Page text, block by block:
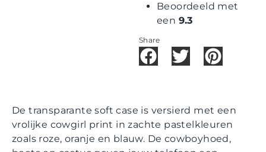
Beoordeeld met
een 9.3
Share
De transparante soft case is versierd met een
vrolijke cowgirl print in zachte pastelkleuren
zoals roze, oranje en blauw. De cowboyhoed,